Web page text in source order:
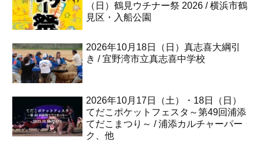
（日）鶴見ウチナー祭 2026 / 横浜市鶴
見区・入船公園
2026年10月18日（日）真志喜大綱引
き / 宜野湾市立真志喜中学校
2026年10月17日（土）・18日（日）
てだこポケットフェスタ～第49回浦添
てだこまつり～ / 浦添カルチャーパー
ク、他